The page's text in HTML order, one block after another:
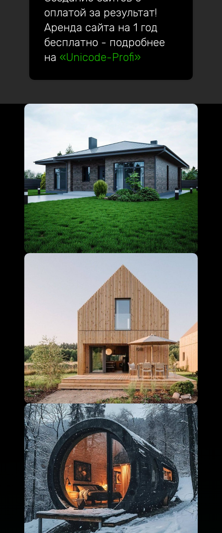
оплатой за результат!
Аренда сайта на 1 год
бесплатно - подробнее
на «Unicode-Profi»